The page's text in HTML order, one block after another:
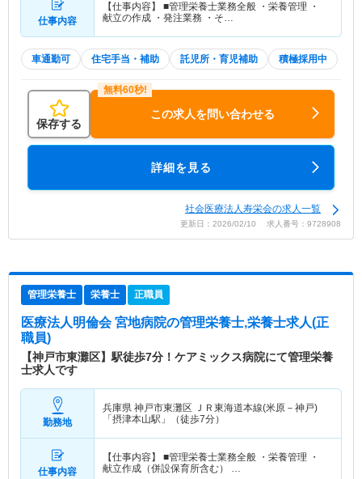
仕事内容
【仕事内容】 ■管理栄養士業務全般 ・栄養管理 ・
献立の作成 ・発注業務 ・そ…
車通勤可 住宅手当・補助 託児所・育児補助 積極採用中
保存する
この求人を問い合わせる
詳細を見る
社会医療法人寿栄会の求人一覧
更新日：2026/02/10 求人番号：9728908
管理栄養士 栄養士 正職員
医療法人明倫会 宮地病院の管理栄養士,栄養士求人(正
職員)
【神戸市東灘区】駅徒歩7分！ケアミックス病院にて管理栄養
士求人です
勤務地
兵庫県 神戸市東灘区 ＪＲ東海道本線(米原－神戸)
「摂津本山駅」（徒歩7分）
仕事内容
【仕事内容】 ■管理栄養士業務全般 ・栄養管理 ・
献立作成（併設保育所含む） …